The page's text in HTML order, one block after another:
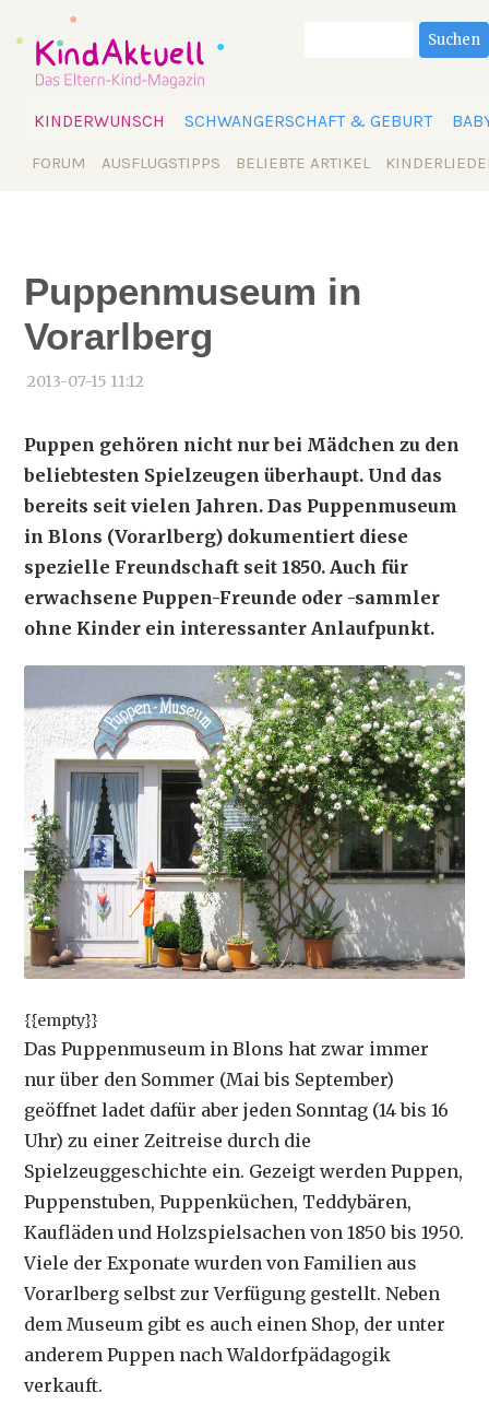
überspringen
KINDERWUNSCH SCHWANGERSCHAFT & GEBURT
Navigation
FORUM AUSFLUGSTIPPS BELIEBTE ARTIKEL
Suchen
Puppenmuseum in
Vorarlberg
2013-07-15 11:12
Puppen gehören nicht nur bei Mädchen zu den
beliebtesten Spielzeugen überhaupt. Und das
bereits seit vielen Jahren. Das Puppenmuseum
in Blons (Vorarlberg) dokumentiert diese
spezielle Freundschaft seit 1850. Auch für
erwachsene Puppen-Freunde oder -sammler
ohne Kinder ein interessanter Anlaufpunkt.
{{empty}}
Das Puppenmuseum in Blons hat zwar immer
nur über den Sommer (Mai bis September)
geöffnet ladet dafür aber jeden Sonntag (14 bis 16
Uhr) zu einer Zeitreise durch die
Spielzeuggeschichte ein. Gezeigt werden Puppen,
Puppenstuben, Puppenküchen, Teddybären,
Kaufläden und Holzspielsachen von 1850 bis 1950.
Viele der Exponate wurden von Familien aus
Vorarlberg selbst zur Verfügung gestellt. Neben
dem Museum gibt es auch einen Shop, der unter
anderem Puppen nach Waldorfpädagogik
verkauft.